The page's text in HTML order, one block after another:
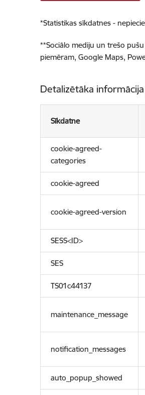
*Statistikas sīkdatnes -
**Sociālo mediju un trešo
piemēram, Google Maps,
Detalizētāka
Sīkdatne
cookie-agreed-
categories
cookie-agreed
cookie-agreed-version
SESS<ID>
SES
TS01c44137
maintenance_message
notification_messages
auto_popup_showed